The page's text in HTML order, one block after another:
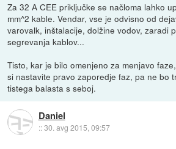
Za 32 A CEE priključke se načloma lahko
mm^2 kable. Vendar, vse je odvisno od
varovalk, inštalacije, dolžine vodov, zaradi
segrevanja kablov...
Tisto, kar je bilo omenjeno za menjavo
si nastavite pravo zaporedje faz, pa ne bo
tistega balasta s seboj.
Daniel
::30. avg 2015, 09:57